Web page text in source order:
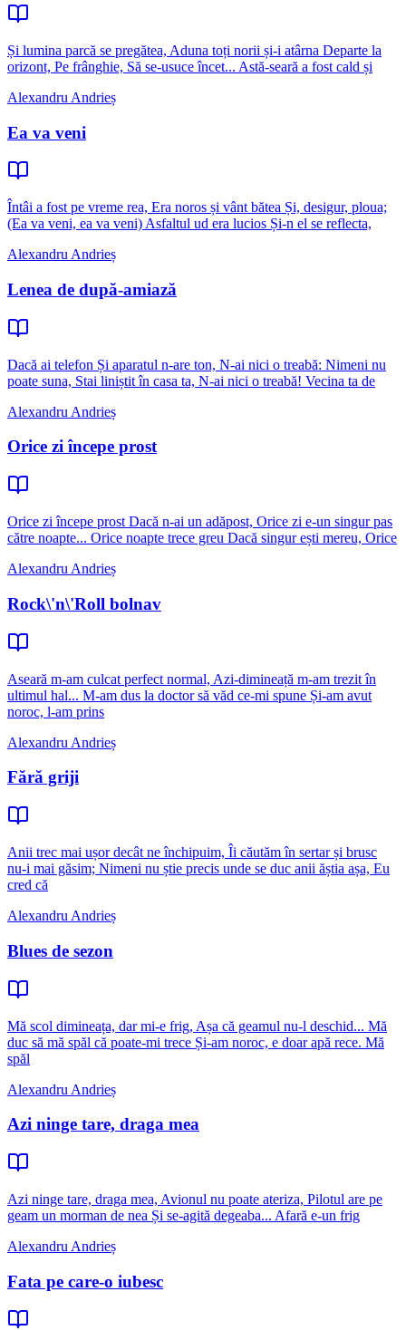
Și lumina parcă se pregătea, Aduna toți norii și-i atârna Departe la
orizont, Pe frânghie, Să se-usuce încet... Astă-seară a fost cald și
Alexandru Andrieș
Ea va veni
Întâi a fost pe vreme rea, Era noros și vânt bătea Și, desigur, ploua;
(Ea va veni, ea va veni) Asfaltul ud era lucios Și-n el se reflecta,
Alexandru Andrieș
Lenea de după-amiază
Dacă ai telefon Și aparatul n-are ton, N-ai nici o treabă: Nimeni nu
poate suna, Stai liniștit în casa ta, N-ai nici o treabă! Vecina ta de
Alexandru Andrieș
Orice zi începe prost
Orice zi începe prost Dacă n-ai un adăpost, Orice zi e-un singur pas
către noapte... Orice noapte trece greu Dacă singur ești mereu, Orice
Alexandru Andrieș
Rock\'n\'Roll bolnav
Aseară m-am culcat perfect normal, Azi-dimineață m-am trezit în
ultimul hal... M-am dus la doctor să văd ce-mi spune Și-am avut
noroc, l-am prins
Alexandru Andrieș
Fără griji
Anii trec mai ușor decât ne închipuim, Îi căutăm în sertar și brusc
nu-i mai găsim; Nimeni nu știe precis unde se duc anii ăștia așa, Eu
cred că
Alexandru Andrieș
Blues de sezon
Mă scol dimineața, dar mi-e frig, Așa că geamul nu-l deschid... Mă
duc să mă spăl că poate-mi trece Și-am noroc, e doar apă rece. Mă
spăl
Alexandru Andrieș
Azi ninge tare, draga mea
Azi ninge tare, draga mea, Avionul nu poate ateriza, Pilotul are pe
geam un morman de nea Și se-agită degeaba... Afară e-un frig
Alexandru Andrieș
Fata pe care-o iubesc